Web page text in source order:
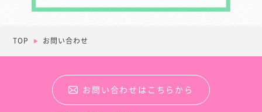
TOP お問い合わせ
お問い合わせはこちらから